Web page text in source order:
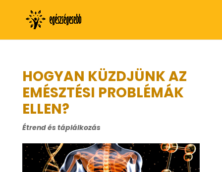
HOGYAN KÜZDJÜNK AZ
EMÉSZTÉSI PROBLÉMÁK
ELLEN?
Étrend és táplálkozás